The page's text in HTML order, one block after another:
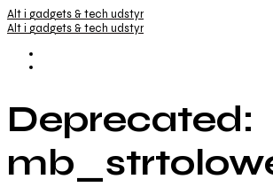
Alt i gadgets & tech udstyr
Alt i gadgets & tech udstyr
Deprecated: